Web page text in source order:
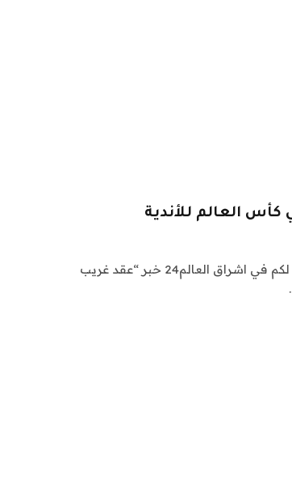
العالم للأندية
اشراق العالم 24 متابعات عالمية عاجلة: نقدم لكم في اشراق العالم24 خبر “عقد غريب